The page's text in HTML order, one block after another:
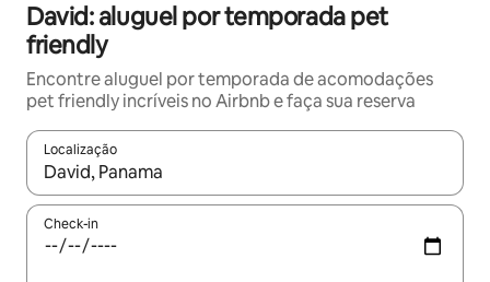
David: aluguel por temporada pet
friendly
Encontre aluguel por temporada de acomodações
pet friendly incríveis no Airbnb e faça sua reserva
Localização
Quando os resultados estiverem disponíveis, explore-os
Check-in